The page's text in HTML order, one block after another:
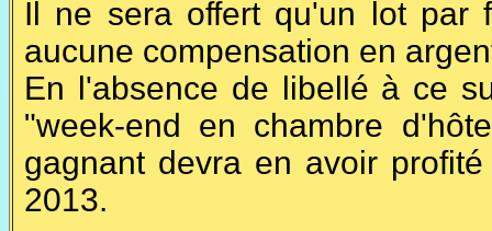
Il ne sera offert qu'un lot par
aucune compensation en
En l'absence de libellé à ce
"week-end en chambre
gagnant devra en avoir
2013.